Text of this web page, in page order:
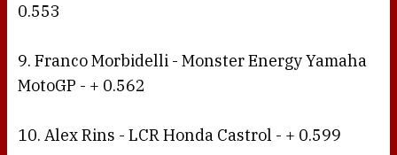
0.553
9. Franco Morbidelli - Monster Energy Yamaha
MotoGP - + 0.562
10. Alex Rins - LCR Honda Castrol - + 0.599